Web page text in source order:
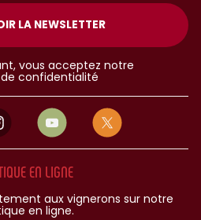
LA NEWSLETTER
vous acceptez notre
confidentialité
EN LIGNE
aux vignerons sur notre
en ligne.